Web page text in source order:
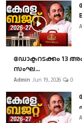
ഡോക്ടറടക്കം 13
സംഘ...
Admin Jun 19, 2026 0